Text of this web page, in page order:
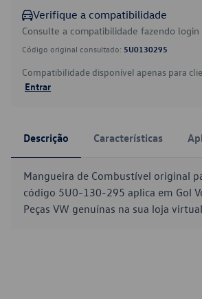
Verifique a compatibilidade
Consulte a compatibilidade fazendo login
Código original consultado: 5U0130295
Compatibilidade disponível apenas para
Entrar
Descrição Características
Mangueira de Combustível original
código 5U0-130-295 aplica em Gol
Peças VW genuínas na sua loja